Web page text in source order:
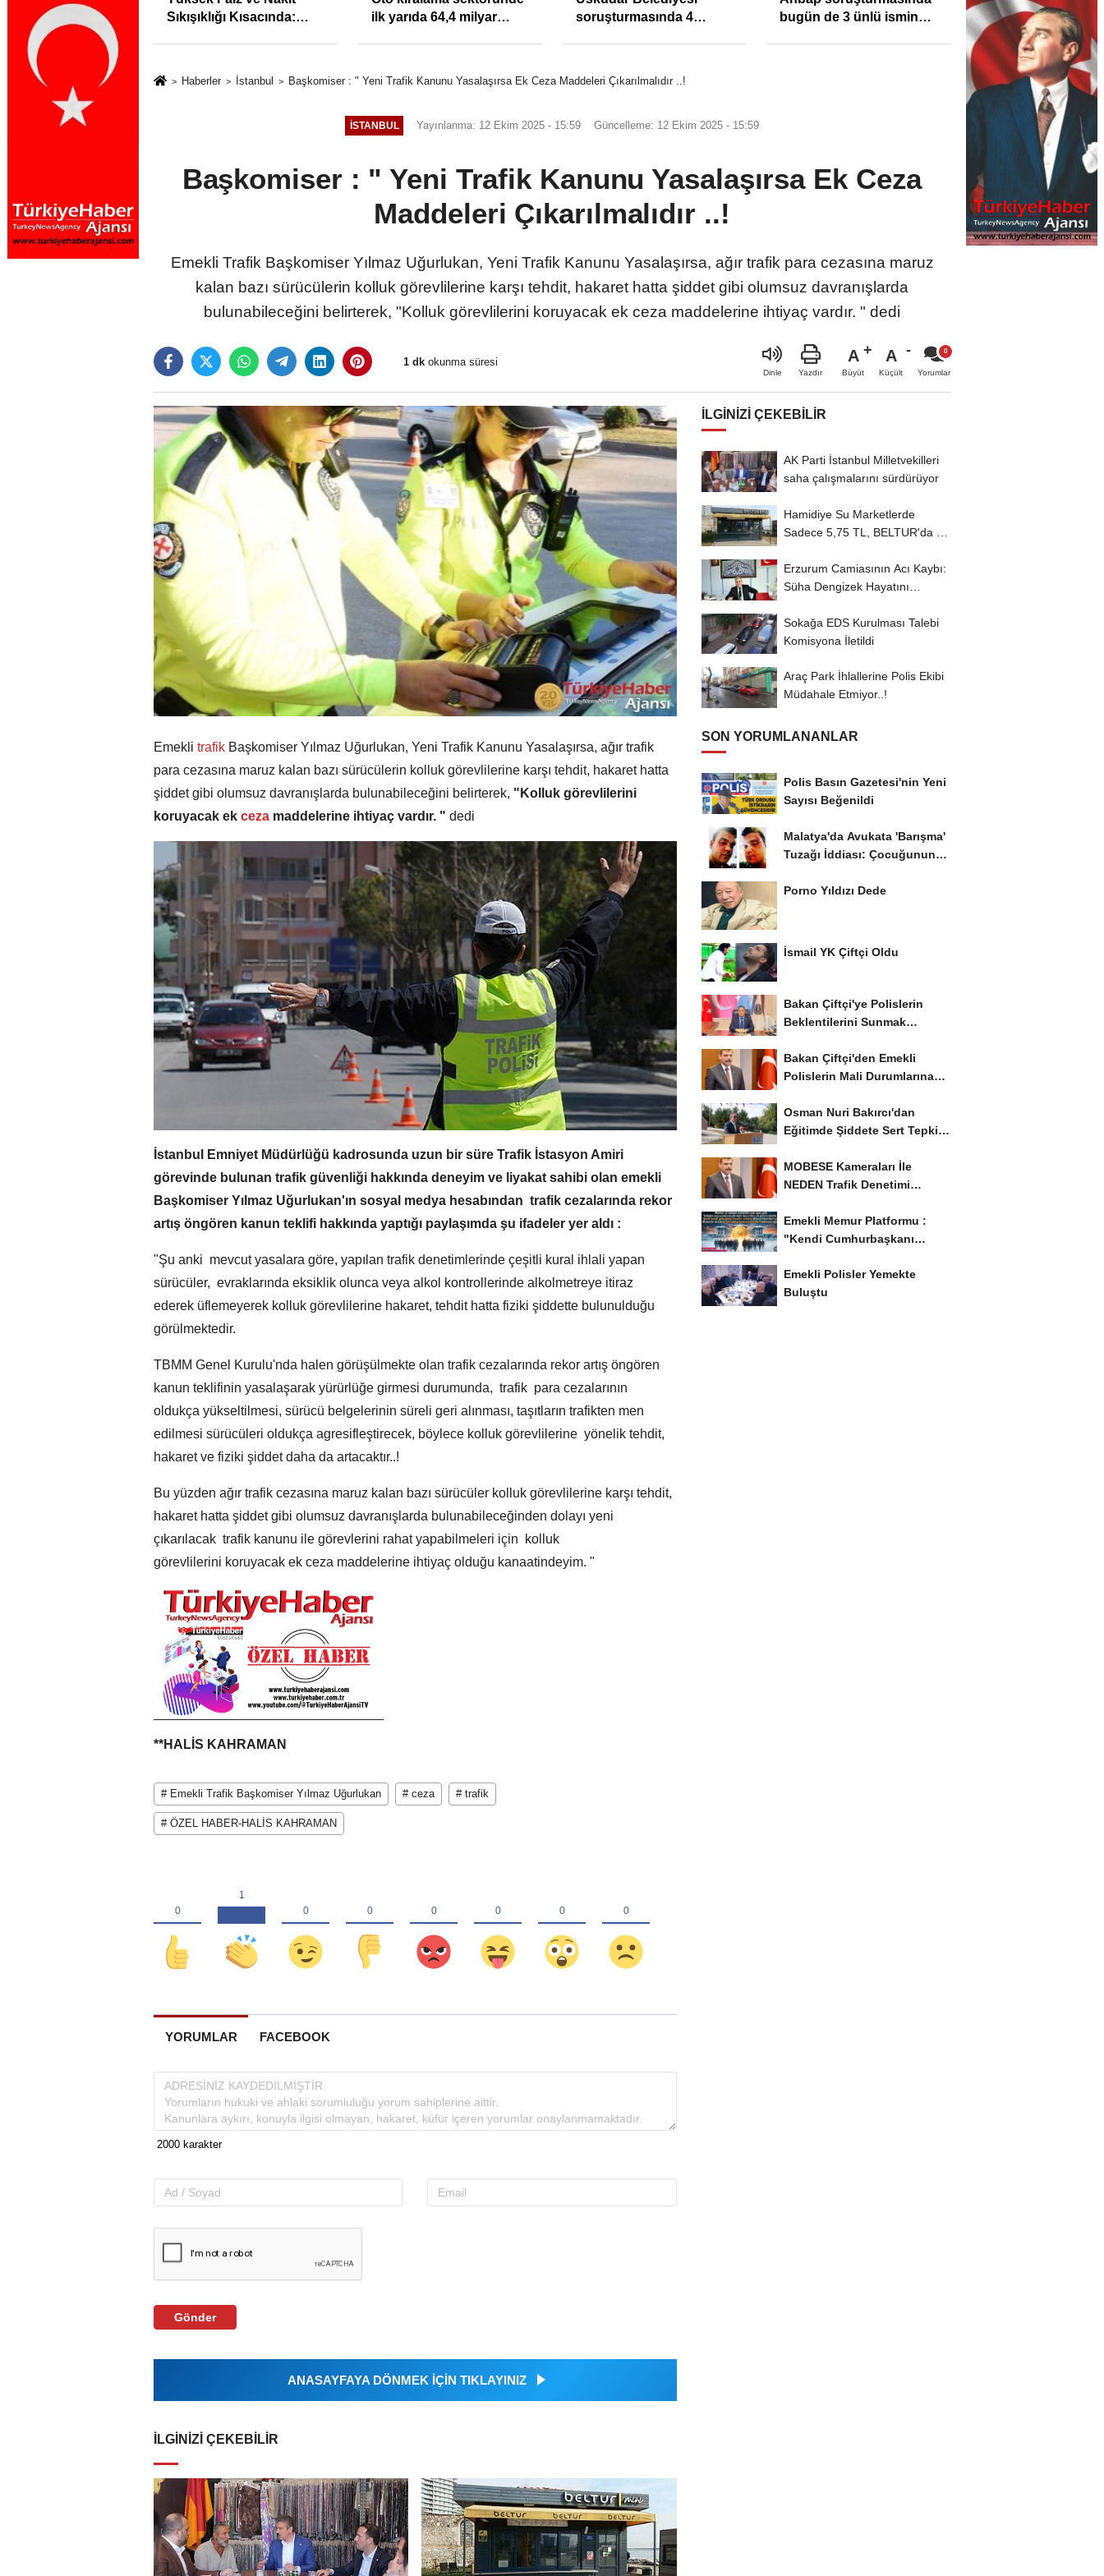
%31,75;
%50,49 olarak
Sıkışıklığı Kısacında:
ilk yarıda 64,4 milyar
soruşturmasında 4
bugün de 3 ünlü ismin
Haberler İstanbul Başkomiser : " Yeni Trafik Kanunu Yasalaşırsa Ek Ceza Maddeleri Çıkarılmalıdır ..!
İSTANBUL Yayınlanma: 12 Ekim 2025 - 15:59 Güncelleme: 12 Ekim 2025 - 15:59
Başkomiser : " Yeni Trafik Kanunu Yasalaşırsa Ek Ceza
Maddeleri Çıkarılmalıdır ..!
Emekli Trafik Başkomiser Yılmaz Uğurlukan, Yeni Trafik Kanunu Yasalaşırsa, ağır trafik para cezasına maruz
kalan bazı sürücülerin kolluk görevlilerine karşı tehdit, hakaret hatta şiddet gibi olumsuz davranışlarda
bulunabileceğini belirterek, "Kolluk görevlilerini koruyacak ek ceza maddelerine ihtiyaç vardır. " dedi
1 dk okunma süresi
Dinle Yazdır
A
Büyüt
A
Küçült Yorumlar
Emekli trafik Başkomiser Yılmaz Uğurlukan, Yeni Trafik Kanunu Yasalaşırsa, ağır trafik
para cezasına maruz kalan bazı sürücülerin kolluk görevlilerine karşı tehdit, hakaret hatta
şiddet gibi olumsuz davranışlarda bulunabileceğini belirterek, "Kolluk görevlilerini
koruyacak ek ceza maddelerine ihtiyaç vardır. " dedi
İstanbul Emniyet Müdürlüğü kadrosunda uzun bir süre Trafik İstasyon Amiri
görevinde bulunan trafik güvenliği hakkında deneyim ve liyakat sahibi olan emekli
Başkomiser Yılmaz Uğurlukan'ın sosyal medya hesabından trafik cezalarında rekor
artış öngören kanun teklifi hakkında yaptığı paylaşımda şu ifadeler yer aldı :
"Şu anki mevcut yasalara göre, yapılan trafik denetimlerinde çeşitli kural ihlali yapan
sürücüler, evraklarında eksiklik olunca veya alkol kontrollerinde alkolmetreye itiraz
ederek üflemeyerek kolluk görevlilerine hakaret, tehdit hatta fiziki şiddette bulunulduğu
görülmektedir.
TBMM Genel Kurulu'nda halen görüşülmekte olan trafik cezalarında rekor artış öngören
kanun teklifinin yasalaşarak yürürlüğe girmesi durumunda, trafik para cezalarının
oldukça yükseltilmesi, sürücü belgelerinin süreli geri alınması, taşıtların trafikten men
edilmesi sürücüleri oldukça agresifleştirecek, böylece kolluk görevlilerine yönelik tehdit,
hakaret ve fiziki şiddet daha da artacaktır..!
Bu yüzden ağır trafik cezasına maruz kalan bazı sürücüler kolluk görevlilerine karşı tehdit,
hakaret hatta şiddet gibi olumsuz davranışlarda bulunabileceğinden dolayı yeni
çıkarılacak trafik kanunu ile görevlerini rahat yapabilmeleri için kolluk
görevlilerini koruyacak ek ceza maddelerine ihtiyaç olduğu kanaatindeyim. "
**HALİS KAHRAMAN
# Emekli Trafik Başkomiser Yılmaz Uğurlukan # ceza # trafik
# ÖZEL HABER-HALİS KAHRAMAN
YORUMLAR FACEBOOK
Gönder
ANASAYFAYA DÖNMEK İÇİN TIKLAYINIZ
İLGINIZI ÇEKEBILIR
İLGINIZI ÇEKEBILIR
AK Parti İstanbul Milletvekilleri
saha çalışmalarını sürdürüyor
Hamidiye Su Marketlerde
Sadece 5,75 TL, BELTUR'da 18
Erzurum Camiasının Acı Kaybı:
Süha Dengizek Hayatını
Sokağa EDS Kurulması Talebi
Komisyona İletildi
Araç Park İhlallerine Polis Ekibi
Müdahale Etmiyor..!
SON YORUMLANANLAR
Polis Basın Gazetesi'nin Yeni
Sayısı Beğenildi
Malatya'da Avukata 'Barışma'
Tuzağı İddiası: Çocuğunun
Porno Yıldızı Dede
İsmail YK Çiftçi Oldu
Bakan Çiftçi'ye Polislerin
Beklentilerini Sunmak
Bakan Çiftçi'den Emekli
Polislerin Mali Durumlarına
Osman Nuri Bakırcı'dan
Eğitimde Şiddete Sert Tepki:
MOBESE Kameraları İle
NEDEN Trafik Denetimi
Emekli Memur Platformu :
"Kendi Cumhurbaşkanı
Emekli Polisler Yemekte
Buluştu